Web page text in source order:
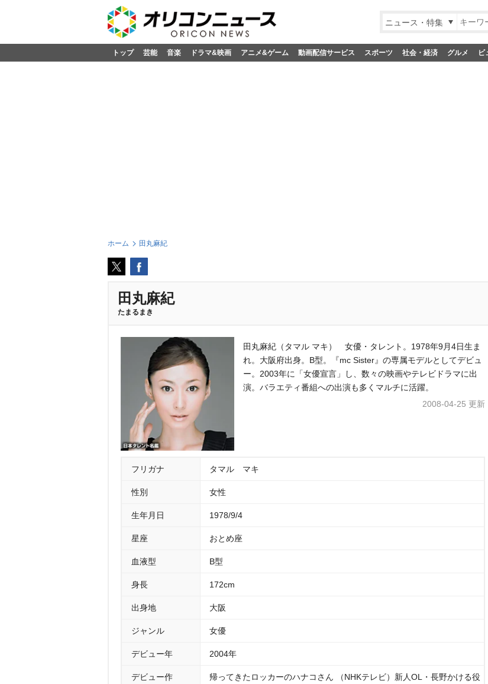
ニュース・特集
トップ 芸能 音楽 ドラマ&映画 アニメ&ゲーム 動画配信サービス スポーツ 社会・経済 グルメ ビ
ホーム 田丸麻紀
田丸麻紀
たまるまき
田丸麻紀（タマル マキ） 女優・タレント。1978年9月4日生ま
れ。大阪府出身。B型。『mc Sister』の専属モデルとしてデビュ
ー。2003年に「女優宣言」し、数々の映画やテレビドラマに出
演。バラエティ番組への出演も多くマルチに活躍。
2008-04-25 更新
フリガナ タマル マキ
性別 女性
生年月日 1978/9/4
星座 おとめ座
血液型 B型
身長 172cm
出身地 大阪
ジャンル 女優
デビュー年 2004年
デビュー作 帰ってきたロッカーのハナコさん （NHKテレビ）新人OL・長野かける役